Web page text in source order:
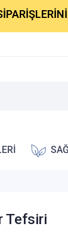
1-2
Tefsiri